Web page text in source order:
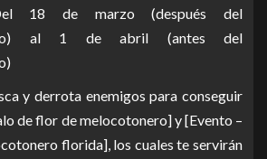
18 de marzo (después del
al 1 de abril (antes del
y derrota enemigos para conseguir
de flor de melocotonero] y [Evento –
florida], los cuales te servirán